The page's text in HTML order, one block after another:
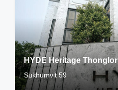
HYDE Heritage Thonglor
Sukhumvit 59